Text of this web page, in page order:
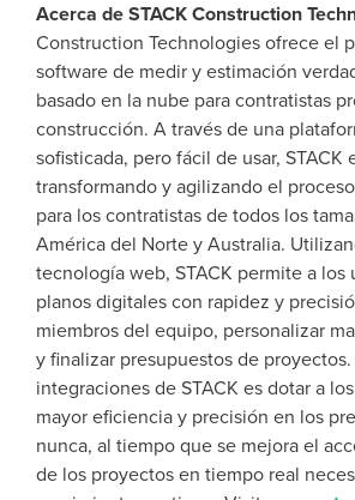
Acerca de STACK Construction
Construction Technologies ofrece el
software de medir y estimación
basado en la nube para contratistas
construcción. A través de una
sofisticada, pero fácil de usar, STACK
transformando y agilizando el
para los contratistas de todos los
América del Norte y Australia.
tecnología web, STACK permite a los
planos digitales con rapidez y
miembros del equipo, personalizar
y finalizar presupuestos de
integraciones de STACK es dotar a
mayor eficiencia y precisión en los
nunca, al tiempo que se mejora el
de los proyectos en tiempo real